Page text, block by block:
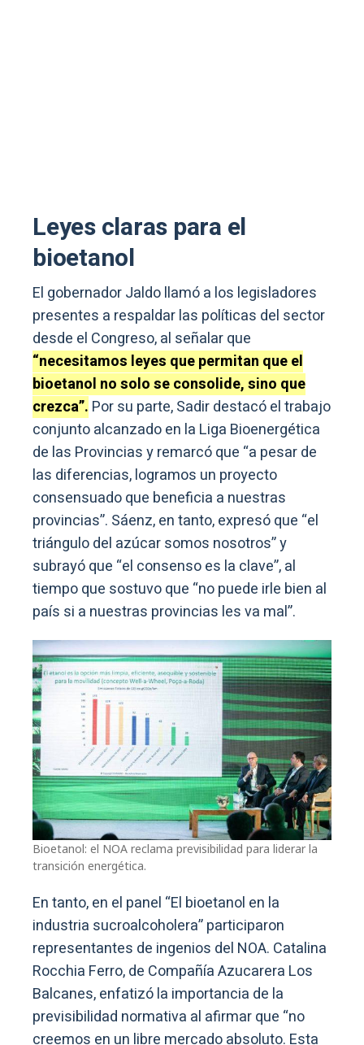
Leyes claras para el
bioetanol
El gobernador Jaldo llamó a los legisladores
presentes a respaldar las políticas del sector
desde el Congreso, al señalar que
“necesitamos leyes que permitan que el
bioetanol no solo se consolide, sino que
crezca”. Por su parte, Sadir destacó el trabajo
conjunto alcanzado en la Liga Bioenergética
de las Provincias y remarcó que “a pesar de
las diferencias, logramos un proyecto
consensuado que beneficia a nuestras
provincias”. Sáenz, en tanto, expresó que “el
triángulo del azúcar somos nosotros” y
subrayó que “el consenso es la clave”, al
tiempo que sostuvo que “no puede irle bien al
país si a nuestras provincias les va mal”.
Bioetanol: el NOA reclama previsibilidad para liderar la
transición energética.
En tanto, en el panel “El bioetanol en la
industria sucroalcoholera” participaron
representantes de ingenios del NOA. Catalina
Rocchia Ferro, de Compañía Azucarera Los
Balcanes, enfatizó la importancia de la
previsibilidad normativa al afirmar que “no
creemos en un libre mercado absoluto. Esta